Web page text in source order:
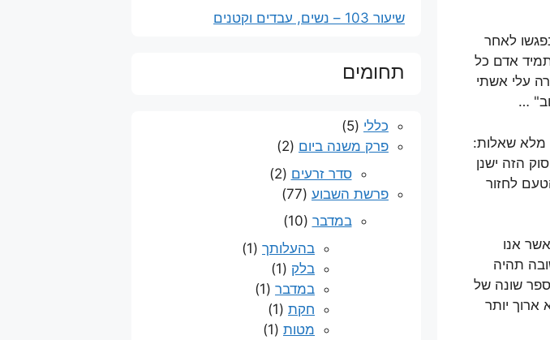
לאחר
אדם כל
עלי אשתי
…
מלא שאלות:
הזה ישנן
לחזור
אנו
תהיה
שונה של
יותר
שיעור 103 – נשים, עבדים וקטנים
תחומים
כללי (5)
פרק משנה ביום (2)
סדר זרעים (2)
פרשת השבוע (77)
במדבר (10)
בהעלותך (1)
בלק (1)
במדבר (1)
חקת (1)
מטות (1)